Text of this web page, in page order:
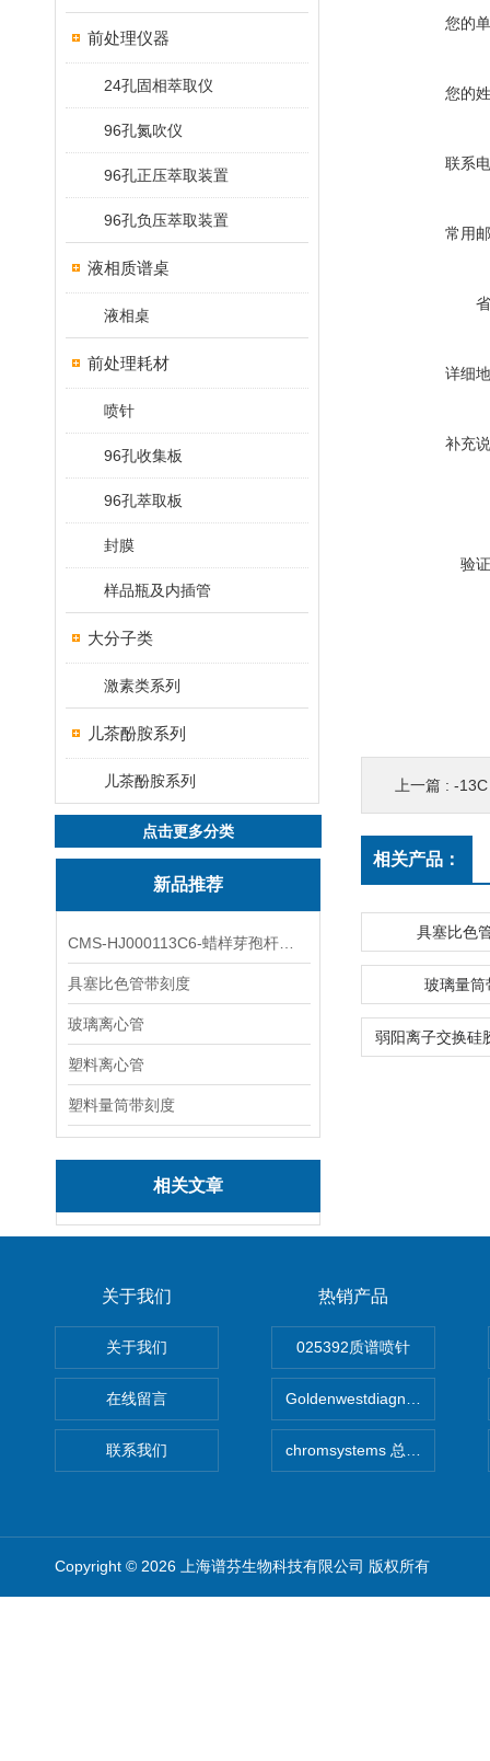
前处理仪器
24孔固相萃取仪
96孔氮吹仪
96孔正压萃取装置
96孔负压萃取装置
液相质谱桌
液相桌
前处理耗材
喷针
96孔收集板
96孔萃取板
封膜
样品瓶及内插管
大分子类
激素类系列
儿茶酚胺系列
儿茶酚胺系列
点击更多分类
新品推荐
具塞比色管带刻度
玻璃离心管
塑料离心管
塑料量筒带刻度
相关文章
您的
您的
联系
常用
详细
补充
验
上一篇 : -
相关产品：
具塞比色
玻璃量筒
关于我们
关于我们
在线留言
联系我们
热销产品
025392质谱喷针
Goldenwestdiagnostics总代
chromsystems 总代理
Copyright © 2026 上海谱芬生物科技有限公司 版权所有